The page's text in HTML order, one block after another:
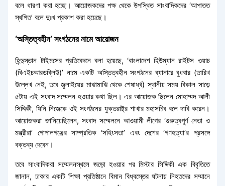
বলে ধারণা করা হচ্ছে। আয়োজকদের পক্ষ থেকে উপস্থিত সাংবাদিকদের ‘আপাতত
স্থগিত’ বলে দুঃখ প্রকাশ করা হয়েছে।
‘অস্তিত্বহীন’ সংগঠনের নামে আয়োজন
হিন্দুস্তান টাইমসের প্রতিবেদনে বলা হয়েছে, ‘বাংলাদেশ হিউম্যান রাইটস ওয়াচ
(বিএইচআরডব্লিউ)’ নামে একটি অস্তিত্বহীন সংগঠনের ব্যানারে বুধবার (তারিখ
উল্লেখ নেই, তবে জুলাইয়ের মাঝামাঝি থেকে শেষার্ধ্ব) স্থানীয় সময় বিকাল সাড়ে
৫টায় এই সংবাদ সম্মেলন হওয়ার কথা ছিল। এর আয়োজক ছিলেন মোহাম্মদ আলী
সিদ্দিকী, যিনি নিজেকে ওই সংগঠনের যুক্তরাষ্ট্র শাখার মহাসচিব বলে দাবি করেন।
আয়োজকরা জানিয়েছিলেন, সংবাদ সম্মেলনে আওয়ামী লীগের ‘গুরুত্বপূর্ণ নেতা ও
মন্ত্রীরা’ গোপালগঞ্জের সাম্প্রতিক ‘সহিংসতা’ এবং দেশের ‘গণহত্যা’র প্রসঙ্গে
বক্তব্য দেবেন।
তবে সাংবাদিকরা সম্মেলনস্থলে জড়ো হওয়ার পর মিস্টার সিদ্দিকী এক বিবৃতিতে
জানান, ঢাকার একটি শিক্ষা প্রতিষ্ঠানে বিমান বিধ্বস্তের ঘটনায় নিহতদের সম্মানে